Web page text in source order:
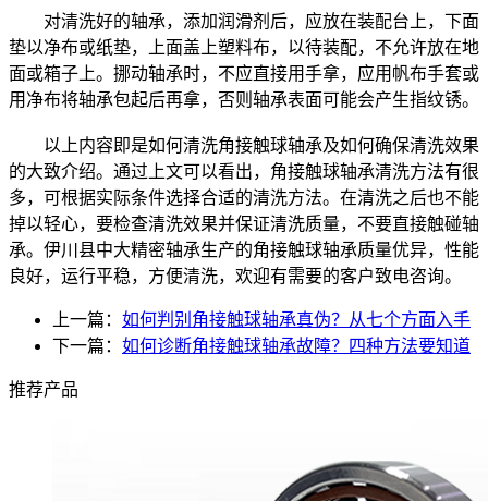
对清洗好的轴承，添加润滑剂后，应放在装配台上，下面
垫以净布或纸垫，上面盖上塑料布，以待装配，不允许放在地
面或箱子上。挪动轴承时，不应直接用手拿，应用帆布手套或
用净布将轴承包起后再拿，否则轴承表面可能会产生指纹锈。
以上内容即是如何清洗角接触球轴承及如何确保清洗效果
的大致介绍。通过上文可以看出，角接触球轴承清洗方法有很
多，可根据实际条件选择合适的清洗方法。在清洗之后也不能
掉以轻心，要检查清洗效果并保证清洗质量，不要直接触碰轴
承。伊川县中大精密轴承生产的角接触球轴承质量优异，性能
良好，运行平稳，方便清洗，欢迎有需要的客户致电咨询。
上一篇： 如何判别角接触球轴承真伪？从七个方面入手
下一篇： 如何诊断角接触球轴承故障？四种方法要知道
推荐产品